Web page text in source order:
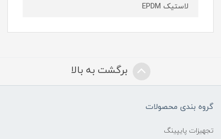
لاستیک EPDM
برگشت به بالا
گروه بندی محصولات
تجهیزات پایپینگ